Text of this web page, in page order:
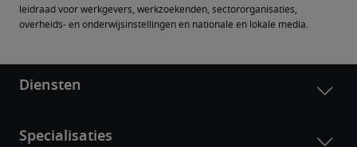
leidraad voor werkgevers, werkzoekenden, sectororganisaties,
overheids- en onderwijsinstellingen en nationale en lokale media.